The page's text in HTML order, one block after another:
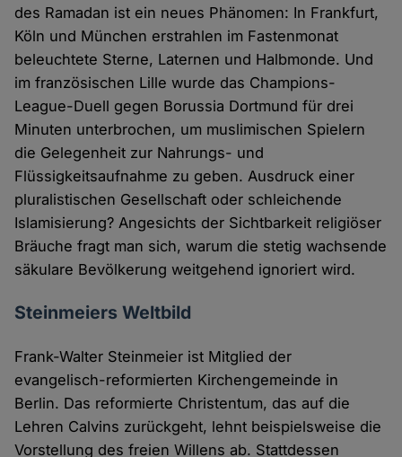
des Ramadan ist ein neues Phänomen: In Frankfurt,
Köln und München erstrahlen im Fastenmonat
beleuchtete Sterne, Laternen und Halbmonde. Und
im französischen Lille wurde das Champions-
League-Duell gegen Borussia Dortmund für drei
Minuten unterbrochen, um muslimischen Spielern
die Gelegenheit zur Nahrungs- und
Flüssigkeitsaufnahme zu geben. Ausdruck einer
pluralistischen Gesellschaft oder schleichende
Islamisierung? Angesichts der Sichtbarkeit religiöser
Bräuche fragt man sich, warum die stetig wachsende
säkulare Bevölkerung weitgehend ignoriert wird.
Steinmeiers Weltbild
Frank-Walter Steinmeier ist Mitglied der
evangelisch-reformierten Kirchengemeinde in
Berlin. Das reformierte Christentum, das auf die
Lehren Calvins zurückgeht, lehnt beispielsweise die
Vorstellung des freien Willens ab. Stattdessen